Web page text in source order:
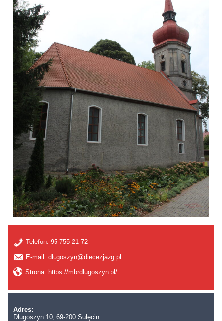
Telefon:95-755-21-72
E-mail: dlugoszyn@diecezjazg.pl
Strona: https://mbrdlugoszyn.pl/
Adres:
Długoszyn 10, 69-200 Sulęcin